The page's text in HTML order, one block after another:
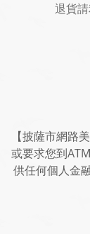
退貨
【披薩市網路
或要求您到
供任何個人金